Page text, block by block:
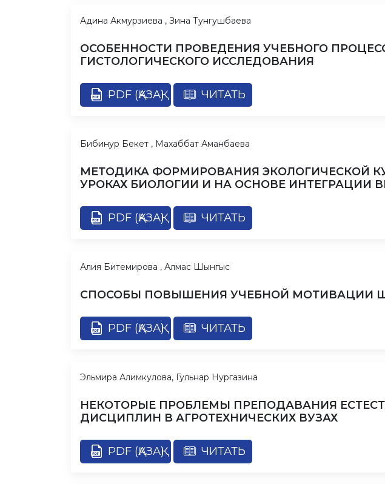
Адина Акмурзиева , Зина Тунгушбаева
ОСОБЕННОСТИ ПРОВЕДЕНИЯ УЧЕБНОГО
ГИСТОЛОГИЧЕСКОГО ИССЛЕДОВАНИЯ
PDF (ҚАЗАҚ) ЧИТАТЬ
Бибинур Бекет , Махаббат Аманбаева
МЕТОДИКА ФОРМИРОВАНИЯ ЭКОЛОГИЧЕСКОЙ
УРОКАХ БИОЛОГИИ И НА ОСНОВЕ ИНТЕГРАЦИИ
PDF (ҚАЗАҚ) ЧИТАТЬ
Алия Битемирова , Алмас Шынгыс
СПОСОБЫ ПОВЫШЕНИЯ УЧЕБНОЙ МОТИВАЦИИ
PDF (ҚАЗАҚ) ЧИТАТЬ
Эльмира Алимкулова, Гульнар Нургазина
НЕКОТОРЫЕ ПРОБЛЕМЫ ПРЕПОДАВАНИЯ
ДИСЦИПЛИН В АГРОТЕХНИЧЕСКИХ ВУЗАХ
PDF (ҚАЗАҚ) ЧИТАТЬ